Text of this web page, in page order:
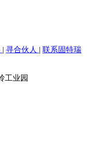
| 寻合伙人 | 联系固特瑞
工业园